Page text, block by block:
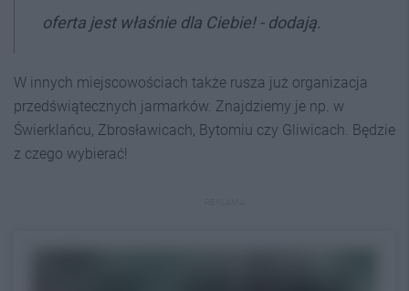
oferta jest właśnie dla Ciebie! - dodają.
W innych miejscowościach także rusza już organizacja
przedświątecznych jarmarków. Znajdziemy je np. w
Świerklańcu, Zbrosławicach, Bytomiu czy Gliwicach. Będzie
z czego wybierać!